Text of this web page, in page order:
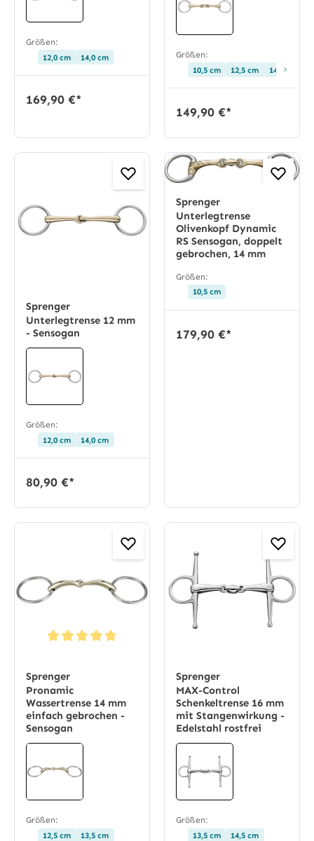
Größen:
12,0 cm
14,0 cm
169,90 €*
Größen:
10,5 cm
12,5 cm 14,5 cm
›
149,90 €*
Sprenger
Unterlegtrense 12 mm
- Sensogan
Größen:
12,0 cm
14,0 cm
80,90 €*
Sprenger
Unterlegtrense
Olivenkopf Dynamic
RS Sensogan, doppelt
gebrochen, 14 mm
Größen:
10,5 cm
179,90 €*
Sprenger
Pronamic
Wassertrense 14 mm
einfach gebrochen -
Sensogan
Größen:
12,5 cm
13,5 cm
Sprenger
MAX-Control
Schenkeltrense 16 mm
mit Stangenwirkung -
Edelstahl rostfrei
Größen:
13,5 cm
14,5 cm